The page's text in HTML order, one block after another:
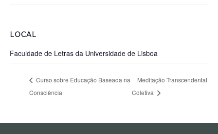
LOCAL
Faculdade de Letras da Universidade de Lisboa
Curso sobre Educação Baseada na
Consciência
Meditação Transcendental
Coletiva